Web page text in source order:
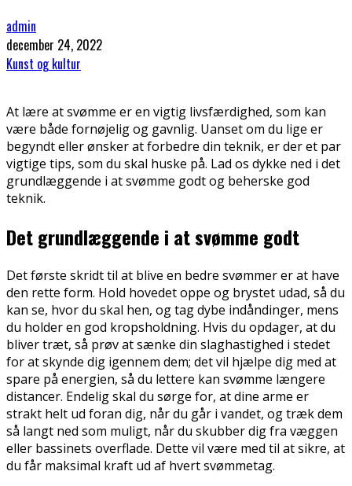
admin
december 24, 2022
Kunst og kultur
At lære at svømme er en vigtig livsfærdighed, som kan
være både fornøjelig og gavnlig. Uanset om du lige er
begyndt eller ønsker at forbedre din teknik, er der et par
vigtige tips, som du skal huske på. Lad os dykke ned i det
grundlæggende i at svømme godt og beherske god
teknik.
Det grundlæggende i at svømme godt
Det første skridt til at blive en bedre svømmer er at have
den rette form. Hold hovedet oppe og brystet udad, så du
kan se, hvor du skal hen, og tag dybe indåndinger, mens
du holder en god kropsholdning. Hvis du opdager, at du
bliver træt, så prøv at sænke din slaghastighed i stedet
for at skynde dig igennem dem; det vil hjælpe dig med at
spare på energien, så du lettere kan svømme længere
distancer. Endelig skal du sørge for, at dine arme er
strakt helt ud foran dig, når du går i vandet, og træk dem
så langt ned som muligt, når du skubber dig fra væggen
eller bassinets overflade. Dette vil være med til at sikre, at
du får maksimal kraft ud af hvert svømmetag.